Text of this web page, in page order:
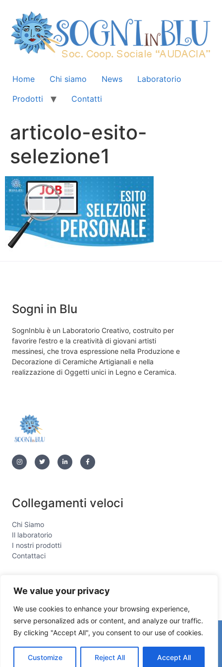
We value your privacy
We use cookies to enhance your browsing experience,
serve personalized ads or content, and analyze our traffic.
By clicking "Accept All", you consent to our use of cookies.
Customize Reject All Accept All
Home Chi siamo News
Laboratorio
Prodotti
Contatti
articolo-esito-
selezione1
Sogni in Blu
SognInblu è un Laboratorio Creativo, costruito per
favorire l’estro e la creatività di giovani artisti
messinesi, che trova espressione nella Produzione e
Decorazione di Ceramiche Artigianali e nella
realizzazione di Oggetti unici in Legno e Ceramica.
Collegamenti veloci
Chi Siamo
Il laboratorio
I nostri prodotti
Contattaci
Powered by sogniinblu